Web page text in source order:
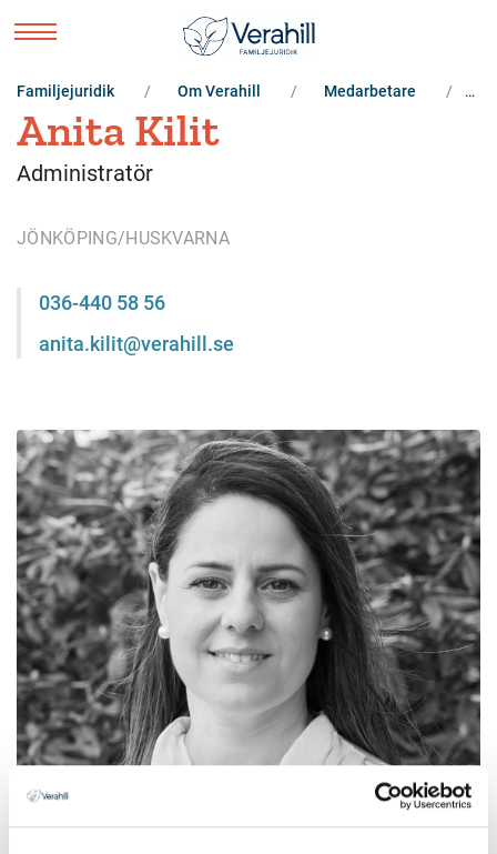
Familjejuridik Om Verahill Medarbetare
Anita Kilit
Administratör
JÖNKÖPING/HUSKVARNA
036-440 58 56
anita.kilit@verahill.se